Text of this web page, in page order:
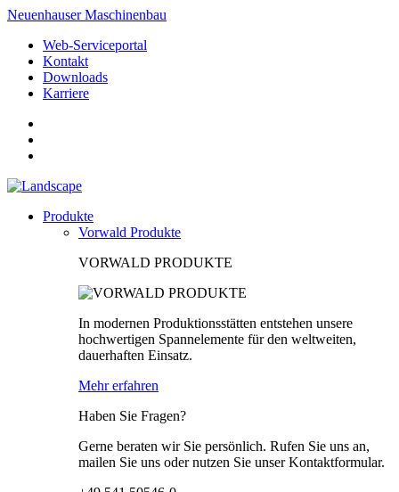
Neuenhauser Maschinenbau
Web-Serviceportal
Kontakt
Downloads
Karriere
Produkte
Vorwald Produkte
VORWALD PRODUKTE
In modernen Produktionsstätten entstehen unsere
hochwertigen Spannelemente für den weltweiten,
dauerhaften Einsatz.
Mehr erfahren
Haben Sie Fragen?
Gerne beraten wir Sie persönlich. Rufen Sie uns an,
mailen Sie uns oder nutzen Sie unser Kontaktformular.